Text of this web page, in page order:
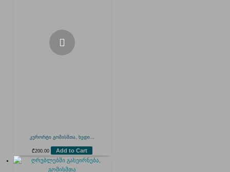
კურორტი გომისმთა, ხედი...
₾200.00 Add to Cart